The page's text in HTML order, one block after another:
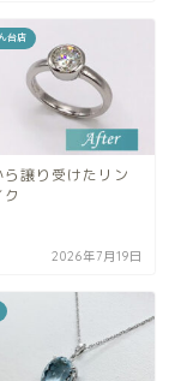
台店
譲り受けたリン
2026年7月19日